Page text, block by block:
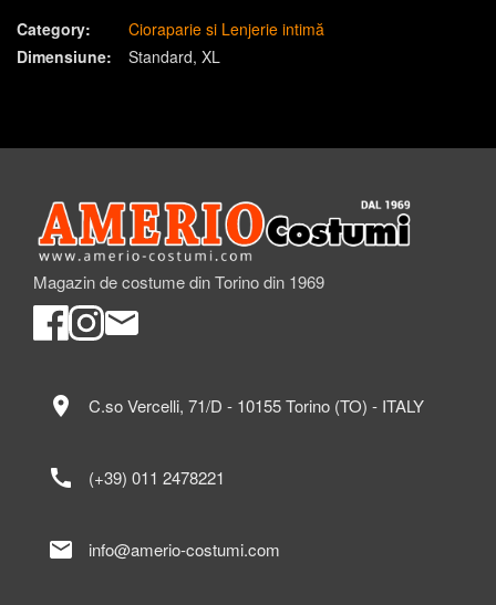
Category:
Cioraparie si Lenjerie intimă
Dimensiune:
Standard XL
Magazin de costume din Torino din 1969
location_on C.so Vercelli, 71/D - 10155 Torino (TO) - ITALY
call (+39) 011 2478221
mail info@amerio-costumi.com